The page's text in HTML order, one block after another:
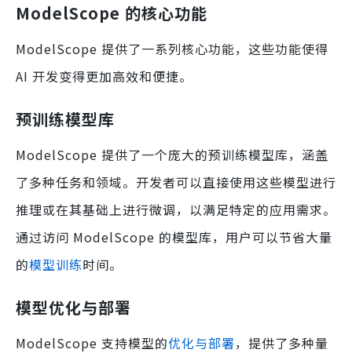
ModelScope 的核心功能
ModelScope 提供了一系列核心功能，这些功能使得
AI 开发变得更加高效和便捷。
预训练模型库
ModelScope 提供了一个庞大的预训练模型库，涵盖
了多种任务和领域。开发者可以直接使用这些模型进行
推理或在其基础上进行微调，以满足特定的应用需求。
通过访问 ModelScope 的模型库，用户可以节省大量
的模型训练时间。
模型优化与部署
ModelScope 支持模型的优化与部署，提供了多种量